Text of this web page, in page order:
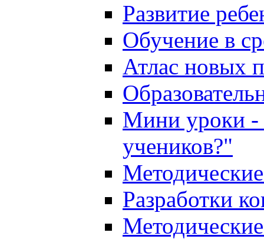
Развитие
Обучение в
Атлас новых
Мини уроки -
учеников?"
Разработки